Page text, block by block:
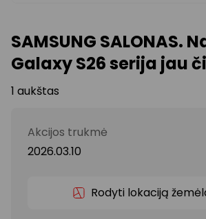
SAMSUNG SALONAS.
Galaxy S26 serija jau
1 aukštas
Akcijos trukmė
2026.03.10
Rodyti lokaciją